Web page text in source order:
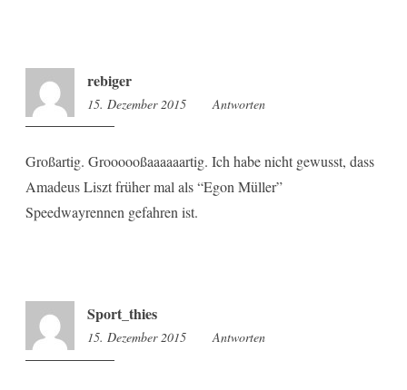
rebiger
15. Dezember 2015 8:18
Antworten
Großartig. Groooooßaaaaaartig. Ich habe nicht gewusst, dass
Amadeus Liszt früher mal als “Egon Müller”
Speedwayrennen gefahren ist.
Sport_thies
15. Dezember 2015 8:18
Antworten